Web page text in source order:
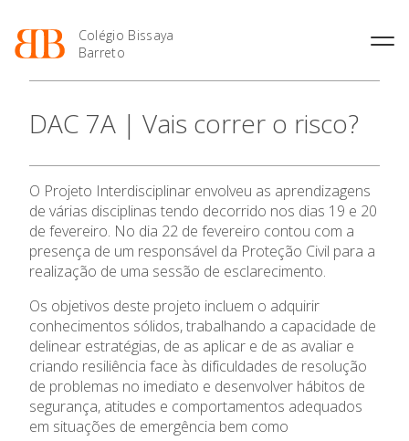
Colégio Bissaya
Barreto
Projeto Educativo
Colaboradores Docentes
Colaboradores Não
Docentes
Instalações
Ofertas de emprego
Regulamentos
Jornal “O Coreto”
Privacidade
Enriquecimento Curricular
Serviços
Sala de Estudo
Atividades de Interrupção
Letiva
Academia de Línguas
Profissionais
Curso de Técnico de
Termalismo
Curso de Técnico/a de Apoio
à Família e à Comunidade
2027
Portal do Aluno/Encarregado
de Educação
Secretariado de Exames
DAC 7A | Vais correr o risco?
O Projeto Interdisciplinar envolveu as aprendizagens
de várias disciplinas tendo decorrido nos dias 19 e 20
de fevereiro. No dia 22 de fevereiro contou com a
presença de um responsável da Proteção Civil para a
realização de uma sessão de esclarecimento.
Os objetivos deste projeto incluem o adquirir
conhecimentos sólidos, trabalhando a capacidade de
delinear estratégias, de as aplicar e de as avaliar e
criando resiliência face às dificuldades de resolução
de problemas no imediato e desenvolver hábitos de
segurança, atitudes e comportamentos adequados
em situações de emergência bem como